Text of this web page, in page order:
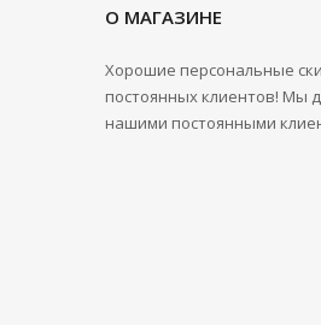
О МАГАЗИНЕ
Хорошие персональные
постоянных клиентов! Мы
нашими постоянными